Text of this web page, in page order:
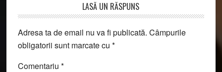
LASĂ UN RĂSPUNS
Adresa ta de email nu va fi publicată. Câmpurile
obligatorii sunt marcate cu *
Comentariu *